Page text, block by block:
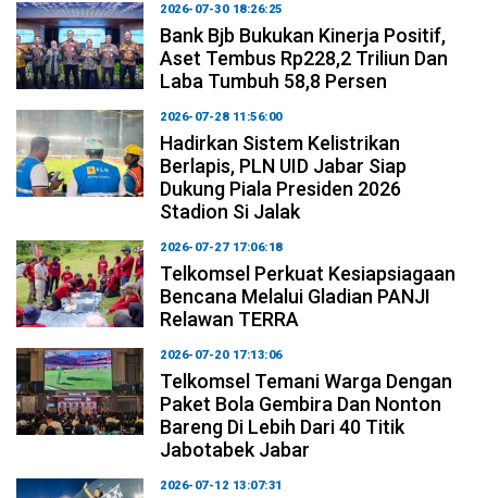
2026-07-30 18:26:25
Bank Bjb Bukukan Kinerja Positif,
Aset Tembus Rp228,2 Triliun Dan
Laba Tumbuh 58,8 Persen
2026-07-28 11:56:00
Hadirkan Sistem Kelistrikan
Berlapis, PLN UID Jabar Siap
Dukung Piala Presiden 2026
Stadion Si Jalak
2026-07-27 17:06:18
Telkomsel Perkuat Kesiapsiagaan
Bencana Melalui Gladian PANJI
Relawan TERRA
2026-07-20 17:13:06
Telkomsel Temani Warga Dengan
Paket Bola Gembira Dan Nonton
Bareng Di Lebih Dari 40 Titik
Jabotabek Jabar
2026-07-12 13:07:31